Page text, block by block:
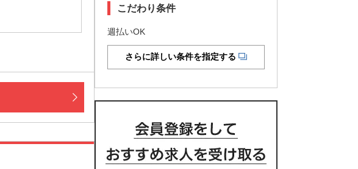
こだわり条件
週払いOK
さらに詳しい条件を指定する